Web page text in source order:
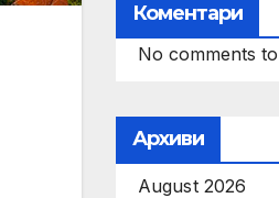
Коментари
No comments
Архиви
August 2026